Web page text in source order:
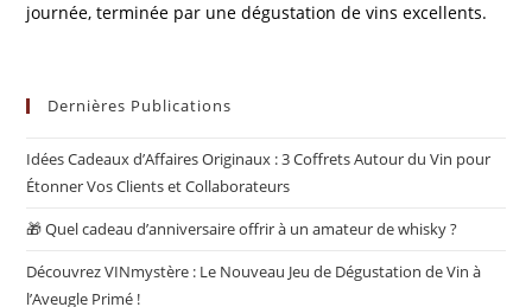
journée, terminée par une dégustation de vins excellents.
Dernières Publications
Idées Cadeaux d’Affaires Originaux : 3 Coffrets Autour du Vin pour
Étonner Vos Clients et Collaborateurs
🎁 Quel cadeau d’anniversaire offrir à un amateur de whisky ?
Découvrez VINmystère : Le Nouveau Jeu de Dégustation de Vin à
l’Aveugle Primé !